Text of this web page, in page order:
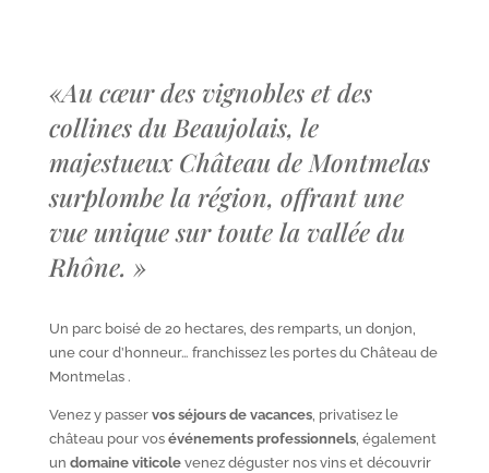
«Au cœur des vignobles et des
collines du Beaujolais, le
majestueux Château de Montmelas
surplombe la région, offrant une
vue unique sur toute la vallée du
Rhône. »
Un parc boisé de 20 hectares, des remparts, un donjon,
une cour d’honneur… franchissez les portes du Château de
Montmelas .
Venez y passer vos séjours de vacances, privatisez le
château pour vos événements professionnels, également
un domaine viticolevenez déguster nos vins et découvrir